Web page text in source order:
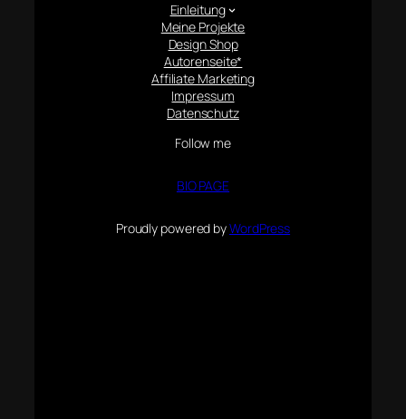
Einleitung
Meine Projekte
Design Shop
Autorenseite*
Affiliate Marketing
Impressum
Datenschutz
Follow me
BIO PAGE
Proudly powered byWordPress